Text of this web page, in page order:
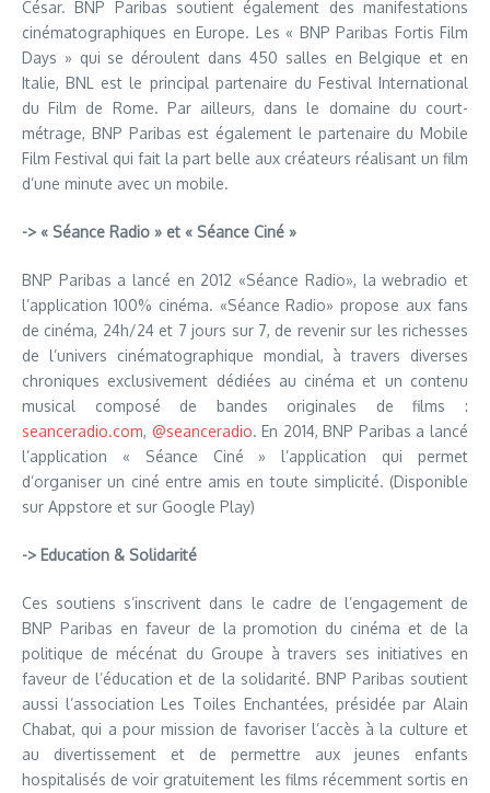
César. BNP Paribas soutient également des manifestations
cinématographiques en Europe. Les « BNP Paribas Fortis Film
Days » qui se déroulent dans 450 salles en Belgique et en
Italie, BNL est le principal partenaire du Festival International
du Film de Rome. Par ailleurs, dans le domaine du court-
métrage, BNP Paribas est également le partenaire du Mobile
Film Festival qui fait la part belle aux créateurs réalisant un film
d’une minute avec un mobile.
-> « Séance Radio » et « Séance Ciné »
BNP Paribas a lancé en 2012 «Séance Radio», la webradio et
l’application 100% cinéma. «Séance Radio» propose aux fans
de cinéma, 24h/24 et 7 jours sur 7, de revenir sur les richesses
de l’univers cinématographique mondial, à travers diverses
chroniques exclusivement dédiées au cinéma et un contenu
musical composé de bandes originales de films :
seanceradio.com, @seanceradio. En 2014, BNP Paribas a lancé
l’application « Séance Ciné » l’application qui permet
d’organiser un ciné entre amis en toute simplicité. (Disponible
sur Appstore et sur Google Play)
-> Education & Solidarité
Ces soutiens s’inscrivent dans le cadre de l’engagement de
BNP Paribas en faveur de la promotion du cinéma et de la
politique de mécénat du Groupe à travers ses initiatives en
faveur de l’éducation et de la solidarité. BNP Paribas soutient
aussi l’association Les Toiles Enchantées, présidée par Alain
Chabat, qui a pour mission de favoriser l’accès à la culture et
au divertissement et de permettre aux jeunes enfants
hospitalisés de voir gratuitement les films récemment sortis en